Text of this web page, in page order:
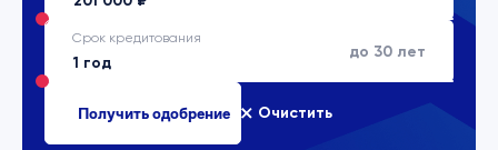
Срок кредитования
до 30 лет
Очистить